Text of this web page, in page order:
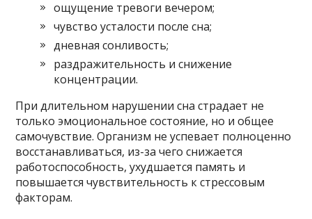
ощущение тревоги вечером;
чувство усталости после сна;
дневная сонливость;
раздражительность и снижение
концентрации.
При длительном нарушении сна страдает не
только эмоциональное состояние, но и общее
самочувствие. Организм не успевает полноценно
восстанавливаться, из-за чего снижается
работоспособность, ухудшается память и
повышается чувствительность к стрессовым
факторам.